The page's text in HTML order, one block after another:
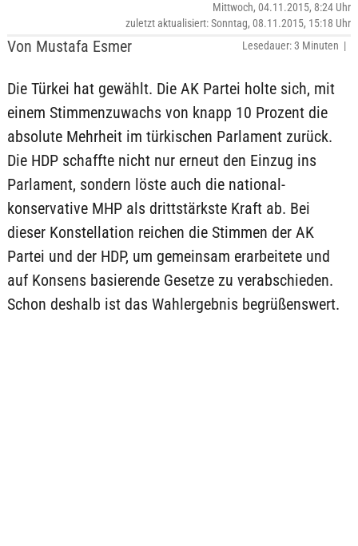
Von Mustafa Esmer
Mittwoch, 04.11.2015, 8:24 Uhr
zuletzt aktualisiert: Sonntag, 08.11.2015, 15:18 Uhr
Lesedauer: 3 Minuten |
Die Türkei hat gewählt. Die AK Partei holte sich, mit
einem Stimmenzuwachs von knapp 10 Prozent die
absolute Mehrheit im türkischen Parlament zurück.
Die HDP schaffte nicht nur erneut den Einzug ins
Parlament, sondern löste auch die national-
konservative MHP als drittstärkste Kraft ab. Bei
dieser Konstellation reichen die Stimmen der AK
Partei und der HDP, um gemeinsam erarbeitete und
auf Konsens basierende Gesetze zu verabschieden.
Schon deshalb ist das Wahlergebnis begrüßenswert.